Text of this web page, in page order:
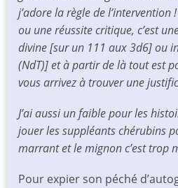
j’adore la règle de l’intervention !
ou une réussite critique, c’est
divine [sur un 111 aux 3d6] ou
(NdT)] et à partir de là tout est
vous arrivez à trouver une
J’ai aussi un faible pour les
jouer les suppléants chérubins
marrant et le mignon c’est trop
Pour expier son péché